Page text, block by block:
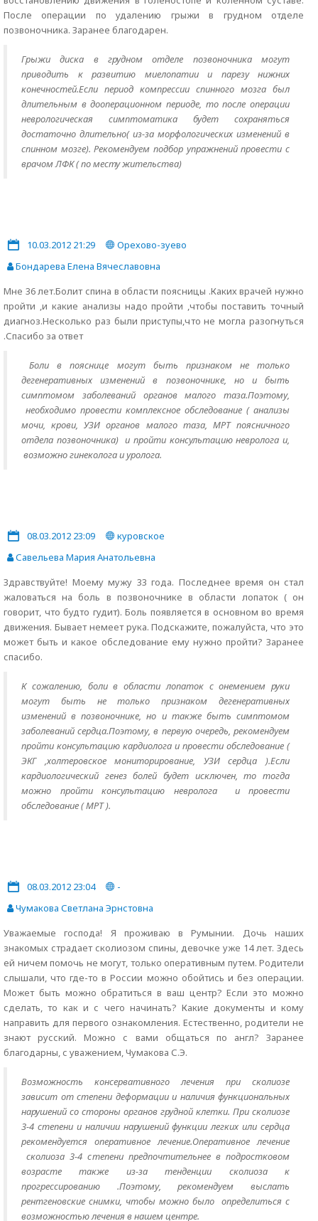
После операции по удалению грыжи в грудном отделе
позвоночника. Заранее благодарен.
Грыжи диска в грудном отделе позвоночника могут
приводить к развитию миелопатии и парезу нижних
конечностей.Если период компрессии спинного мозга был
длительным в дооперационном периоде, то после операции
неврологическая симптоматика будет сохраняться
достаточно длительно( из-за морфологических изменений в
спинном мозге). Рекомендуем подбор упражнений провести с
врачом ЛФК ( по месту жительства)
10.03.2012 21:29
Орехово-зуево
Бондарева Елена Вячеславовна
Мне 36 лет.Болит спина в области поясницы .Каких врачей нужно
пройти ,и какие анализы надо пройти ,чтобы поставить точный
диагноз.Несколько раз были приступы,что не могла разогнуться
.Спасибо за ответ
Боли в пояснице могут быть признаком не только
дегенеративных изменений в позвоночнике, но и быть
симптомом заболеваний органов малого таза.Поэтому,
необходимо провести комплексное обследование ( анализы
мочи, крови, УЗИ органов малого таза, МРТ поясничного
отдела позвоночника) и пройти консультацию невролога и,
возможно гинеколога и уролога.
08.03.2012 23:09
куровское
Савельева Мария Анатольевна
Здравствуйте! Моему мужу 33 года. Последнее время он стал
жаловаться на боль в позвоночнике в области лопаток ( он
говорит, что будто гудит). Боль появляется в основном во время
движения. Бывает немеет рука. Подскажите, пожалуйста, что это
может быть и какое обследование ему нужно пройти? Заранее
спасибо.
К сожалению, боли в области лопаток с онемением руки
могут быть не только признаком дегенеративных
изменений в позвоночнике, но и также быть симптомом
заболеваний сердца.Поэтому, в первую очередь, рекомендуем
пройти консультацию кардиолога и провести обследование (
ЭКГ ,холтеровское мониторирование, УЗИ сердца ).Если
кардиологический генез болей будет исключен, то тогда
можно пройти консультацию невролога и провести
обследование ( МРТ ).
08.03.2012 23:04
-
Чумакова Светлана Эрнстовна
Уважаемые господа! Я проживаю в Румынии. Дочь наших
знакомых страдает сколиозом спины, девочке уже 14 лет. Здесь
ей ничем помочь не могут, только оперативным путем. Родители
слышали, что где-то в России можно обойтись и без операции.
Может быть можно обратиться в ваш центр? Если это можно
сделать, то как и с чего начинать? Какие документы и кому
направить для первого ознакомления. Естественно, родители не
знают русский. Можно с вами общаться по англ? Заранее
благодарны, с уважением, Чумакова С.Э.
Возможность консервативного лечения при сколиозе
зависит от степени деформации и наличия функциональных
нарушений со стороны органов грудной клетки. При сколиозе
3-4 степени и наличии нарушений функции легких или сердца
рекомендуется оперативное лечение.Оперативное лечение
сколиоза 3-4 степени предпочтительнее в подростковом
возрасте также из-за тенденции сколиоза к
прогрессированию .Поэтому, рекомендуем выслать
рентгеновские снимки, чтобы можно было определиться с
возможностью лечения в нашем центре.